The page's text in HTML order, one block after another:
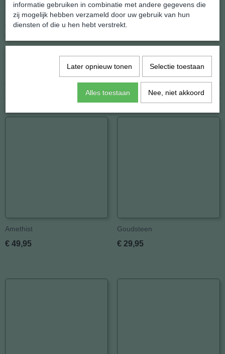
bedienden of beschermers van de mens, gewoonlijk op als
boodschappers van God (of de goden), van wie ze duidelijk zijn
onderscheiden, en beschikken over bovenmenselijke capaciteiten
13,00 g
35 x 30 x 0 mm
Amethist
€ 49,95
Goudsteen
€ 29,95
informatie gebruiken in combinatie met andere gegevens die
zij mogelijk hebben verzameld door uw gebruik van hun
diensten of die u hen hebt verstrekt.
Later opnieuw tonen Selectie toestaan
Alles toestaan Nee, niet akkoord